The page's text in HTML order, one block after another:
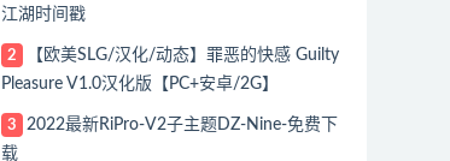
江湖时间戳
2
【欧美SLG/汉化/动态】罪恶的快感 Guilty
Pleasure V1.0汉化版【PC+安卓/2G】
3
2022最新RiPro-V2子主题DZ-Nine-免费下
载